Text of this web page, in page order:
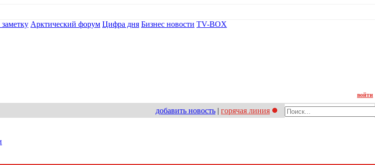
Арктический форум Цифра дня Бизнес новости TV-BOX
войти
добавить новость | горячая линия